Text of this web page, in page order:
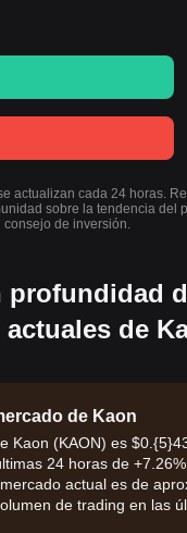
actualizan cada 24 horas.
sobre la tendencia del
de inversión.
profundidad
de
de Kaon
Kaon (KAON) es
24 horas de
actual es de
de trading en las